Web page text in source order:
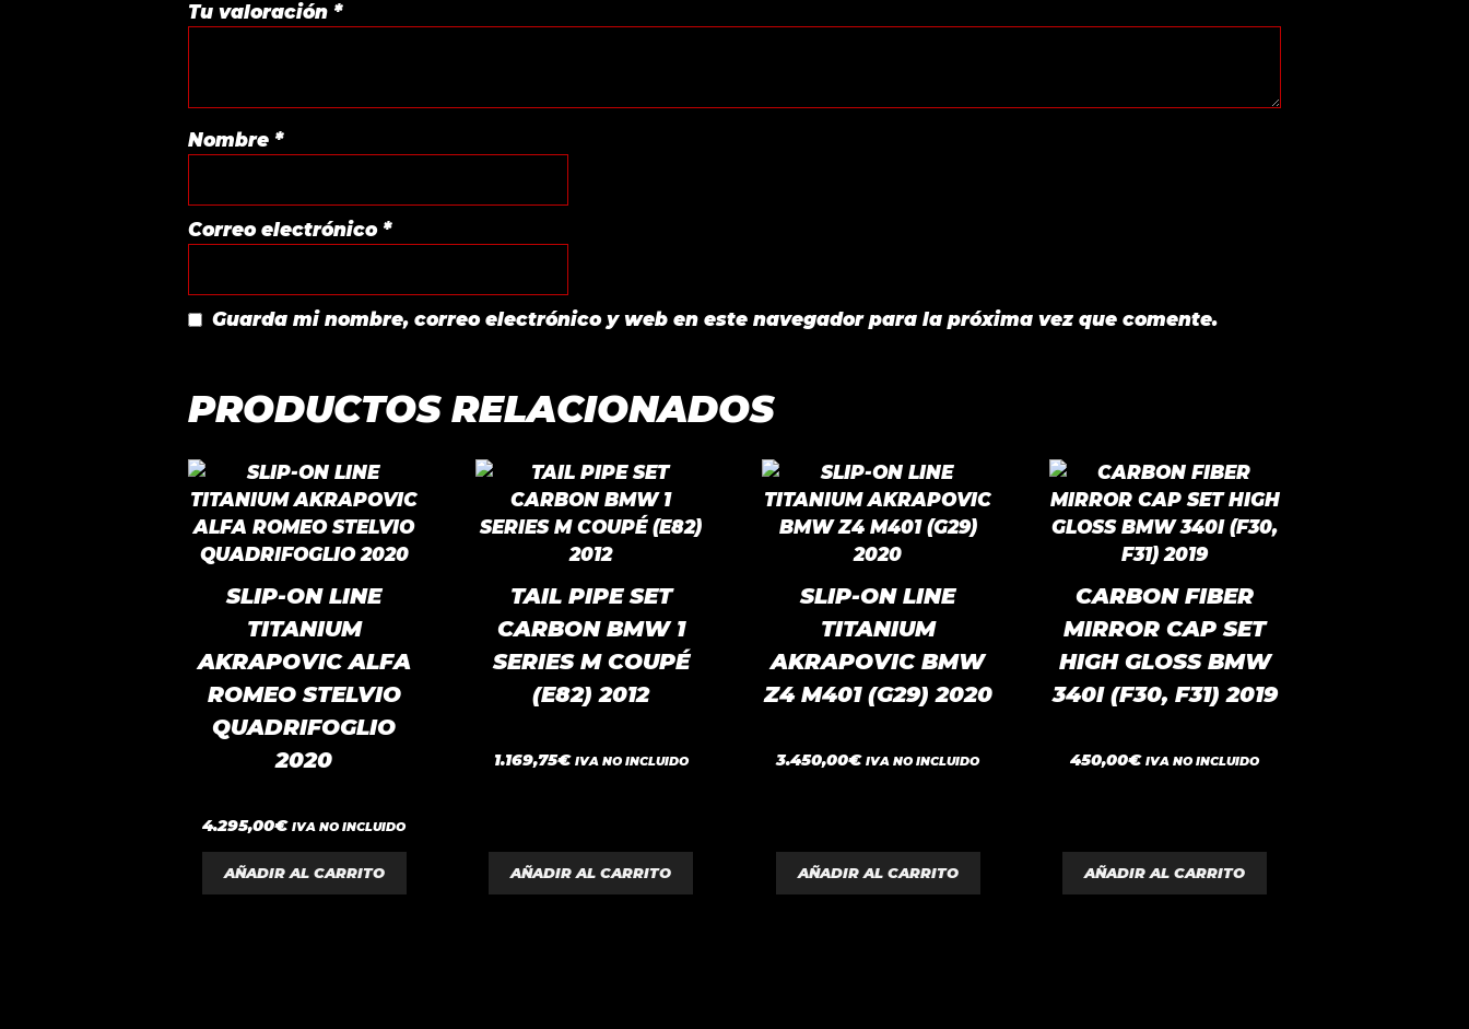
Tu valoración *
Nombre *
Correo electrónico *
Guarda mi nombre, correo electrónico y web en este navegador para la próxima vez que comente.
PRODUCTOS RELACIONADOS
SLIP-ON LINE
TITANIUM
AKRAPOVIC ALFA
ROMEO STELVIO
QUADRIFOGLIO
2020
0
d
e
5
4.295,00€ IVA NO INCLUIDO
AÑADIR AL CARRITO
TAIL PIPE SET
CARBON BMW 1
SERIES M COUPÉ
(E82) 2012
0
d
1.169,75€ IVA NO INCLUIDO
AÑADIR AL CARRITO
SLIP-ON LINE
TITANIUM
AKRAPOVIC BMW
Z4 M401 (G29) 2020
0
d
3.450,00€ IVA NO INCLUIDO
AÑADIR AL CARRITO
CARBON FIBER
MIRROR CAP SET
HIGH GLOSS BMW
340I (F30, F31) 2019
0
d
450,00€ IVA NO INCLUIDO
AÑADIR AL CARRITO